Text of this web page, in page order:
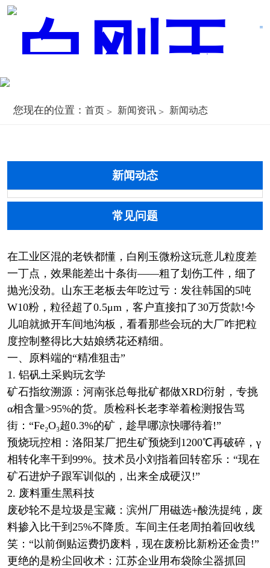
您现在的位置： 首页 新闻资讯 新闻动态
新闻动态
常见问题
在工业区混的老铁都懂，白刚玉微粉这玩意儿粒度差
一丁点，效果能差出十条街——粗了划伤工件，细了
抛光没劲。山东王老板去年吃过亏：发往韩国的5吨
W10粉，粒径超了0.5μm，客户直接扣了30万货款!今
儿咱就掀开车间地沟板，看看那些会玩的大厂咋把粒
度控制整得比大姑娘绣花还精细。
一、原料端的“精准狙击”
1. 铝矾土采购玩玄学
矿石指纹溯源：河南张总每批矿都做XRD衍射，专挑
α相含量>95%的货。质检科长老李举着检测报告骂
街：“Fe₂O₃超0.3%的矿，趁早哪凉快哪待着!”
预烧玩控相：洛阳某厂把生矿预烧到1200℃再破碎，γ
相转化率干到99%。技术员小刘指着回转窑乐：“现在
矿石进炉子跟军训似的，出来全成硬汉!”
2. 废料重生黑科技
废砂轮不是垃圾是宝藏：滨州厂用磁选+酸洗提纯，废
料掺入比干到25%不降质。车间主任老周拍着回收线
笑：“以前倒贴运费扔废料，现在废粉比新粉还金贵!”
更绝的是粉尘回收术：江苏企业用布袋除尘器抓回